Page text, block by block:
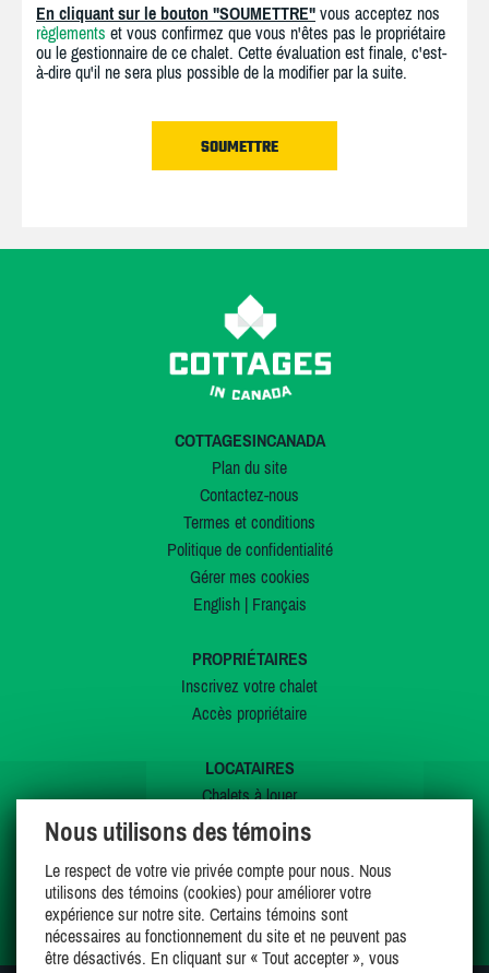
En cliquant sur le bouton "SOUMETTRE" vous acceptez nos
règlements et vous confirmez que vous n'êtes pas le propriétaire
ou le gestionnaire de ce chalet. Cette évaluation est finale, c'est-
à-dire qu'il ne sera plus possible de la modifier par la suite.
COTTAGESINCANADA
Plan du site
Contactez-nous
Termes et conditions
Politique de confidentialité
Gérer mes cookies
English| Français
PROPRIÉTAIRES
Inscrivez votre chalet
Accès propriétaire
LOCATAIRES
Chalets à louer
Chalets à vendre
Offres spéciales
Mes favoris
Nous utilisons des témoins
Le respect de votre vie privée compte pour nous. Nous
utilisons des témoins (cookies) pour améliorer votre
expérience sur notre site. Certains témoins sont
nécessaires au fonctionnement du site et ne peuvent pas
être désactivés. En cliquant sur « Tout accepter », vous